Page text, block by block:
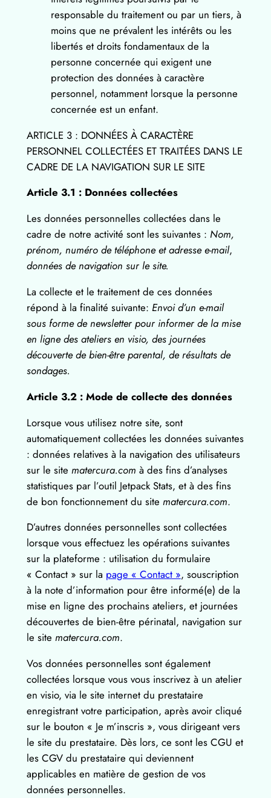
responsable du traitement ou par un tiers, à
moins que ne prévalent les intérêts ou les
libertés et droits fondamentaux de la
personne concernée qui exigent une
protection des données à caractère
personnel, notamment lorsque la personne
concernée est un enfant.
ARTICLE 3 : DONNÉES À CARACTÈRE
PERSONNEL COLLECTÉES ET TRAITÉES DANS LE
CADRE DE LA NAVIGATION SUR LE SITE
Article 3.1 : Données collectées
Les données personnelles collectées dans le
cadre de notre activité sont les suivantes : Nom,
prénom, numéro de téléphone et adresse e-mail,
données de navigation sur le site.
La collecte et le traitement de ces données
répond à la finalité suivante: Envoi d’un e-mail
sous forme de newsletter pour informer de la mise
en ligne des ateliers en visio, des journées
découverte de bien-être parental, de résultats de
sondages.
Article 3.2 : Mode de collecte des données
Lorsque vous utilisez notre site, sont
automatiquement collectées les données suivantes
: données relatives à la navigation des utilisateurs
sur le site matercura.com à des fins d’analyses
statistiques par l’outil Jetpack Stats, et à des fins
de bon fonctionnement du site matercura.com.
D’autres données personnelles sont collectées
lorsque vous effectuez les opérations suivantes
sur la plateforme : utilisation du formulaire
« Contact » sur la page « Contact », souscription
à la note d’information pour être informé(e) de la
mise en ligne des prochains ateliers, et journées
découvertes de bien-être périnatal, navigation sur
le site matercura.com.
Vos données personnelles sont également
collectées lorsque vous vous inscrivez à un atelier
en visio, via le site internet du prestataire
enregistrant votre participation, après avoir cliqué
sur le bouton « Je m’inscris », vous dirigeant vers
le site du prestataire. Dès lors, ce sont les CGU et
les CGV du prestataire qui deviennent
applicables en matière de gestion de vos
données personnelles.